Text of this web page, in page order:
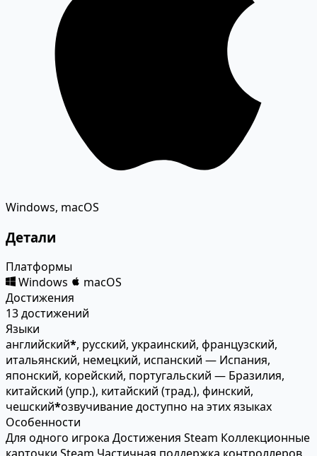
Windows, macOS
Детали
Платформы
Windows
macOS
Достижения
13 достижений
Языки
английский*, русский, украинский, французский,
итальянский, немецкий, испанский — Испания,
японский, корейский, португальский — Бразилия,
китайский (упр.), китайский (трад.), финский,
чешский*озвучивание доступно на этих языках
Особенности
Для одного игрока Достижения Steam Коллекционные